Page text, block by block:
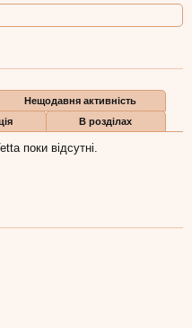
Нещодавня активність
В розділах
поки відсутні.